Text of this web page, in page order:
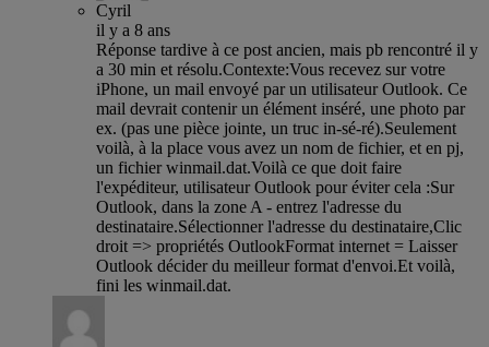
Cyril
il y a 8 ans
Réponse tardive à ce post ancien, mais pb rencontré il y
a 30 min et résolu.Contexte:Vous recevez sur votre
iPhone, un mail envoyé par un utilisateur Outlook. Ce
mail devrait contenir un élément inséré, une photo par
ex. (pas une pièce jointe, un truc in-sé-ré).Seulement
voilà, à la place vous avez un nom de fichier, et en pj,
un fichier winmail.dat.Voilà ce que doit faire
l'expéditeur, utilisateur Outlook pour éviter cela :Sur
Outlook, dans la zone A - entrez l'adresse du
destinataire.Sélectionner l'adresse du destinataire,Clic
droit => propriétés OutlookFormat internet = Laisser
Outlook décider du meilleur format d'envoi.Et voilà,
fini les winmail.dat.